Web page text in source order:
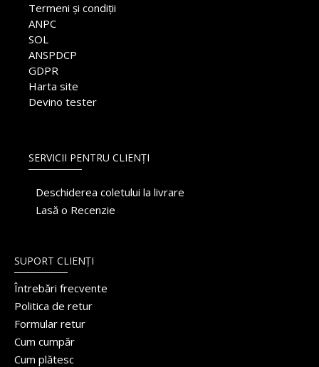
Termeni și condiții
ANPC
SOL
ANSPDCP
GDPR
Harta site
Devino tester
SERVICII PENTRU CLIENȚI
Deschiderea coletului la livrare
Lasă o Recenzie
SUPORT CLIENȚI
Întrebări frecvente
Politica de retur
Formular retur
Cum cumpăr
Cum plătesc